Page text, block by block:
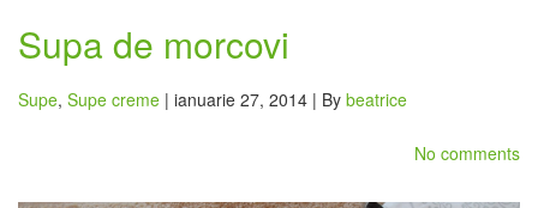
Supa de morcovi
Supe, Supe creme | ianuarie 27, 2014 | By beatrice
No comments